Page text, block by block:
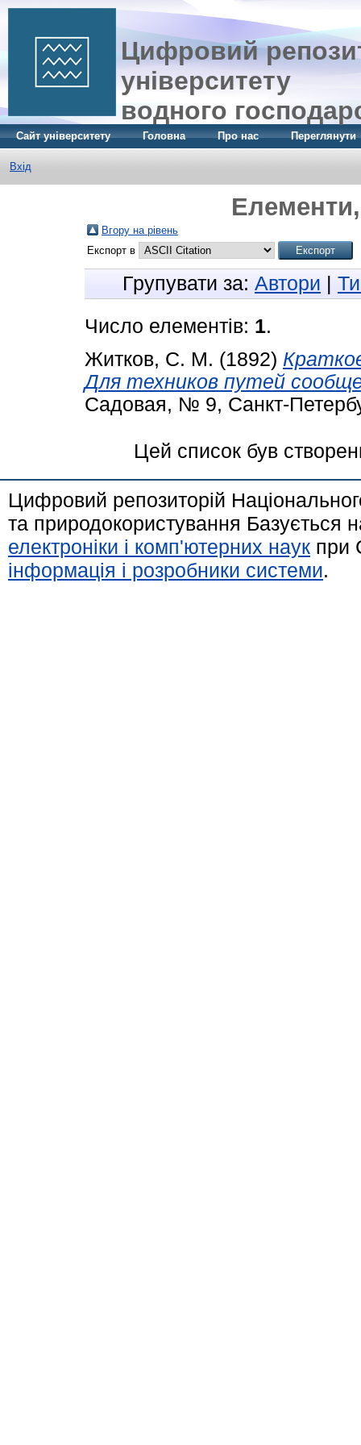
Цифровий
університету
водного
Сайт університету Головна Про нас Переглянути
Вхід
Вгору на рівень
Експорт в
Групувати за: Автори
Число елементів: 1.
Житков, С. М. (1892)
Для техников путей
Садовая, № 9, Санкт-
Цей список був
Цифровий репозиторій
та природокористування Базується
електроніки і комп'ютерних наук при
інформація і розробники системи.